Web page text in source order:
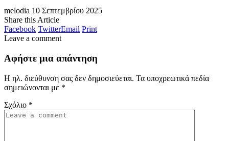
melodia 10 Σεπτεμβρίου 2025
Share this Article
Facebook TwitterEmail Print
Leave a comment
Αφήστε μια απάντηση
Η ηλ. διεύθυνση σας δεν δημοσιεύεται. Τα υποχρεωτικά πεδία
σημειώνονται με *
Σχόλιο *